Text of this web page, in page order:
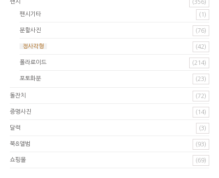
팬시 (356)
팬시기타 (1)
분할사진 (76)
정사각형 (42)
폴라로이드 (214)
포토화분 (23)
돌잔치 (72)
증명사진 (14)
달력 (3)
북&앨범 (93)
쇼핑몰 (69)